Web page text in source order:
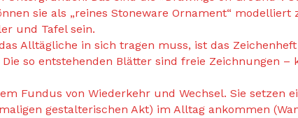
sie als „reines Stoneware Ornament“
und Tafel sein.
Alltägliche in sich tragen muss, ist das
so entstehenden Blätter sind freie Zeichnungen
Fundus von Wiederkehr und Wechsel. Sie setzen
gestalterischen Akt) im Alltag ankommen